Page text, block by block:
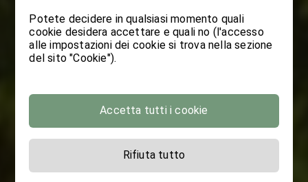
Potete decidere in qualsiasi momento quali
cookie desidera accettare e quali no (l'accesso
alle impostazioni dei cookie si trova nella sezione
del sito "Cookie").
Accetta tutti i cookie
Rifiuta tutto